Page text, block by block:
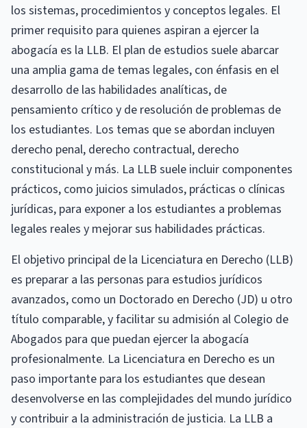
los sistemas, procedimientos y conceptos legales. El
primer requisito para quienes aspiran a ejercer la
abogacía es la LLB. El plan de estudios suele abarcar
una amplia gama de temas legales, con énfasis en el
desarrollo de las habilidades analíticas, de
pensamiento crítico y de resolución de problemas de
los estudiantes. Los temas que se abordan incluyen
derecho penal, derecho contractual, derecho
constitucional y más. La LLB suele incluir componentes
prácticos, como juicios simulados, prácticas o clínicas
jurídicas, para exponer a los estudiantes a problemas
legales reales y mejorar sus habilidades prácticas.
El objetivo principal de la Licenciatura en Derecho (LLB)
es preparar a las personas para estudios jurídicos
avanzados, como un Doctorado en Derecho (JD) u otro
título comparable, y facilitar su admisión al Colegio de
Abogados para que puedan ejercer la abogacía
profesionalmente. La Licenciatura en Derecho es un
paso importante para los estudiantes que desean
desenvolverse en las complejidades del mundo jurídico
y contribuir a la administración de justicia. La LLB a